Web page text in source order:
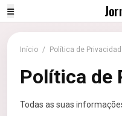
Início / Política de
Política de
Todas as suas